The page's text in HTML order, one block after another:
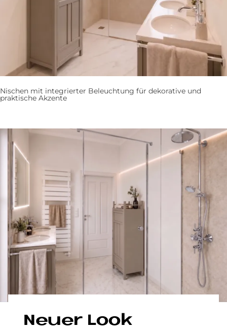
Nischen mit integrierter Beleuchtung für dekorative und
praktische Akzente
Neu­er Look